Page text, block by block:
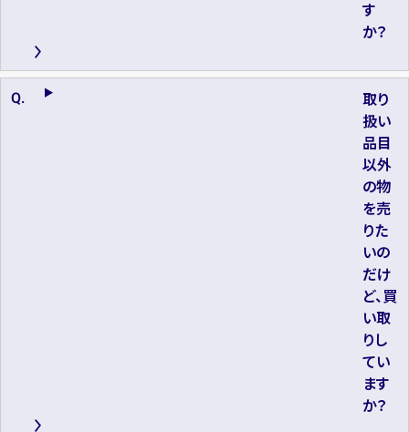
す
か？
取り
扱い
品目
以外
の物
を売
りた
いの
だけ
ど、買
い取
りし
てい
ます
か？